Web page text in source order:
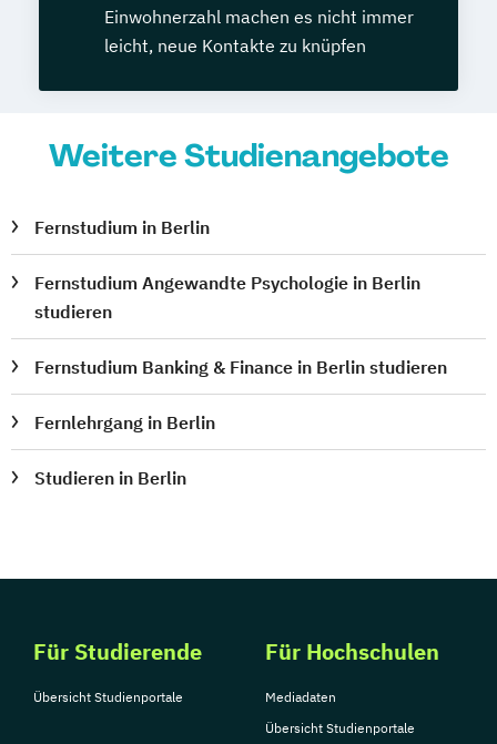
Einwohnerzahl machen es nicht immer
leicht, neue Kontakte zu knüpfen
Weitere Studienangebote
Fernstudium in Berlin
Fernstudium Angewandte Psychologie in Berlin
studieren
Fernstudium Banking & Finance in Berlin studieren
Fernlehrgang in Berlin
Studieren in Berlin
Für Studierende
Übersicht Studienportale
Für Hochschulen
Mediadaten
Übersicht Studienportale